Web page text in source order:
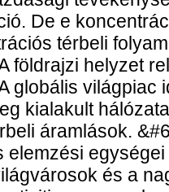
De e
térbeli
földrajzi helyzet
globális világpiac
kialakult
áramlások.
elemzési
és a